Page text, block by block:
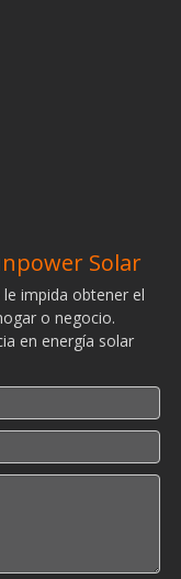
Solar
impida obtener el
o negocio.
en energía solar